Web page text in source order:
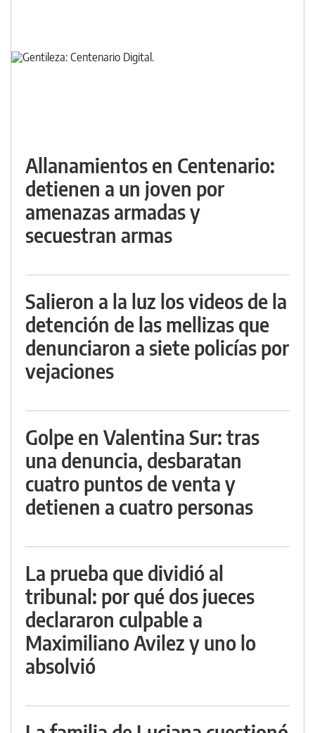
Allanamientos en Centenario:
detienen a un joven por
amenazas armadas y
secuestran armas
Salieron a la luz los videos de la
detención de las mellizas que
denunciaron a siete policías por
vejaciones
Golpe en Valentina Sur: tras
una denuncia, desbaratan
cuatro puntos de venta y
detienen a cuatro personas
La prueba que dividió al
tribunal: por qué dos jueces
declararon culpable a
Maximiliano Avilez y uno lo
absolvió